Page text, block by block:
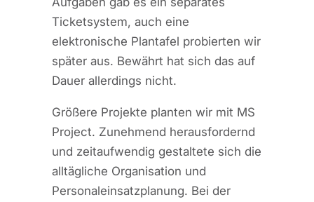
Ticketsystem, auch eine
elektronische Plantafel probierten wir
später aus. Bewährt hat sich das auf
Dauer allerdings nicht.
Größere Projekte planten wir mit MS
Project. Zunehmend herausfordernd
und zeitaufwendig gestaltete sich die
alltägliche Organisation und
Personaleinsatzplanung. Bei der